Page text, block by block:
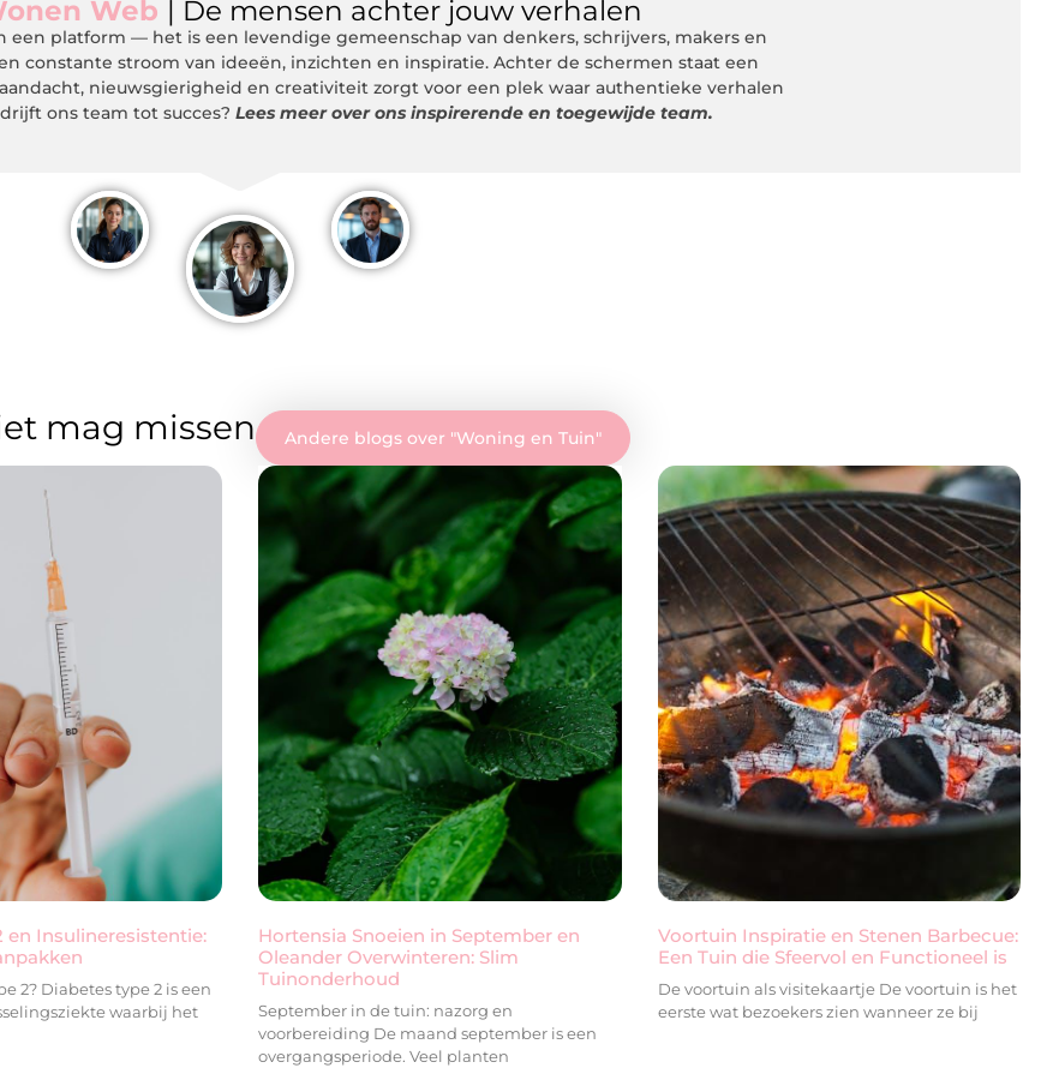
Web | De mensen achter jouw verhalen
een platform — het is een levendige gemeenschap van denkers, schrijvers, makers en
constante stroom van ideeën, inzichten en inspiratie. Achter de schermen staat een
nieuwsgierigheid en creativiteit zorgt voor een plek waar authentieke verhalen
ons team tot succes? Lees meer over ons inspirerende en toegewijde team.
mag missen Andere blogs over "Woning en Tuin"
en Insulineresistentie:
2? Diabetes type 2 is een
waarbij het
Hortensia Snoeien in September en
Oleander Overwinteren: Slim
Tuinonderhoud
September in de tuin: nazorg en
voorbereiding De maand september is een
overgangsperiode. Veel planten
Voortuin Inspiratie en Stenen Barbecue:
Een Tuin die Sfeervol en Functioneel is
De voortuin als visitekaartje De voortuin is het
eerste wat bezoekers zien wanneer ze bij